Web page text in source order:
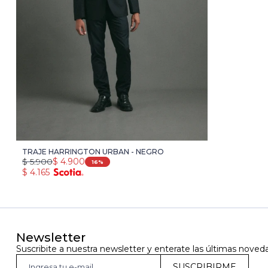
TRAJE HARRINGTON URBAN - NEGRO
$ 4.900
$ 5.900 16
$ 4.165
Newsletter
Suscribite a nuestra newsletter y enterate las últimas